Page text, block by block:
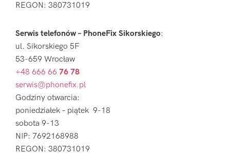
REGON: 380731019
Serwis telefonów – PhoneFix Sikorskiego:
ul. Sikorskiego 5F
53-659 Wrocław
+48 666 66 76 78
serwis@phonefix.pl
Godziny otwarcia:
poniedziałek – piątek 9-18
sobota 9-13
NIP: 7692168988
REGON: 380731019